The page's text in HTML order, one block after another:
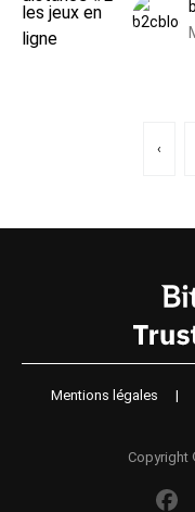
‹
Mentions légales |
Copyright